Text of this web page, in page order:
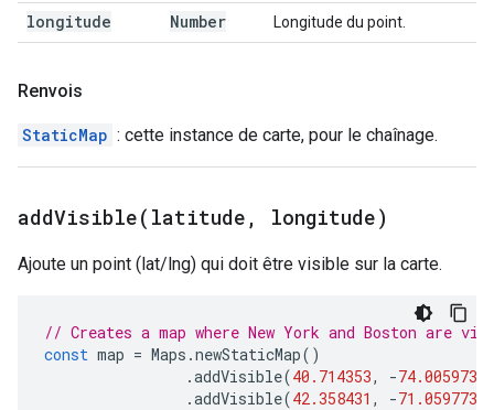
longitude Number Longitude du point.
Renvois
StaticMap : cette instance de carte, pour le chaînage.
addVisible( latitude , longitude)
Ajoute un point (lat/lng) qui doit être visible sur la carte.
// Creates a map where New York and Boston are
const map = Maps .newStaticMap()
.addVisible(40.714353, -74.005973
.addVisible(42.358431 , -71.059773